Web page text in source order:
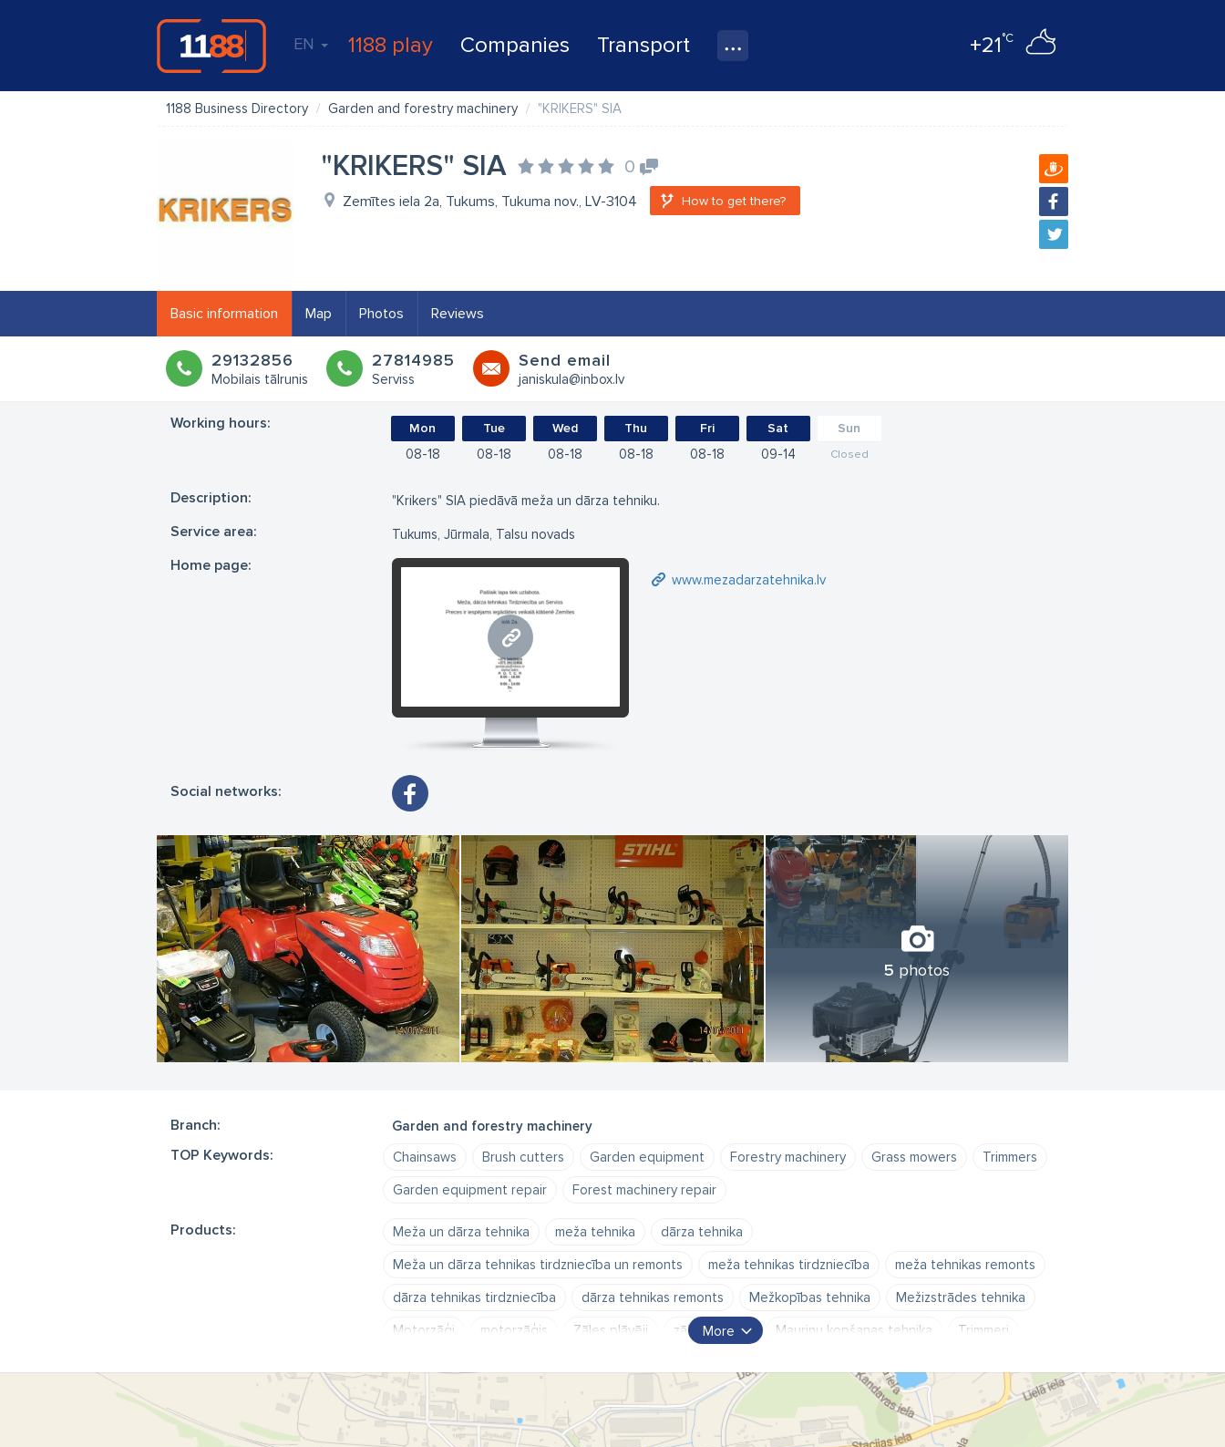
EN 1188 play Companies Transport +21°C
1188 Business Directory Garden and forestry machinery "KRIKERS" SIA
"KRIKERS" SIA 0
Zemītes iela 2a, Tukums, Tukuma nov., LV-3104 How to get there?
Basic information Map Photos Reviews
29132856
Mobilais tālrunis
27814985
Serviss
Send email
janiskula@inbox.lv
Working hours: Mon
08 18
Tue
08 18
Wed
08 18
Thu
08 18
Fri
08 18
Sat
09 14
Sun
Closed
Description: "Krikers" SIA piedāvā meža un dārza tehniku.
Service area: Tukums, Jūrmala, Talsu novads
Home page:
www.mezadarzatehnika.lv
www.mezadarzatehnika.lv
Social networks:
5 photos
Branch: Garden and forestry machinery
TOP Keywords: Chainsaws Brush cutters Garden equipment Forestry machinery Grass mowers
Trimmers
Garden equipment repair
Forest machinery repair
Products: Meža un dārza tehnika meža tehnika
dārza tehnika
Meža un dārza tehnikas tirdzniecība un remonts
meža tehnikas tirdzniecība
meža tehnikas remonts
dārza tehnikas tirdzniecība
dārza tehnikas remonts Mežkopības tehnika
Mežizstrādes tehnika
Motorzāģi
motorzāģis Zāles pļāvēji zāles pļāvējs Mauriņu kopšanas tehnika
Trimmeri
motorollers
Husqvarna Makita Stiga Dolmar
meža tehnika Tukumā
dārza tehnika Tukumā
motorzāģu remonts zemes urbji
Slapjās un sausās tīrīšanas sūcēji
More